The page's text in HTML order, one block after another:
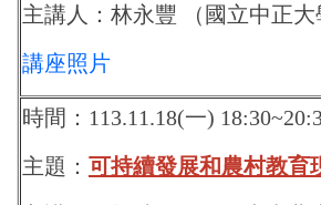
主講人： 林永豐
（國立中正
講座照片
時間：113.11.18(一)
主題： 可持續發展和農村教育